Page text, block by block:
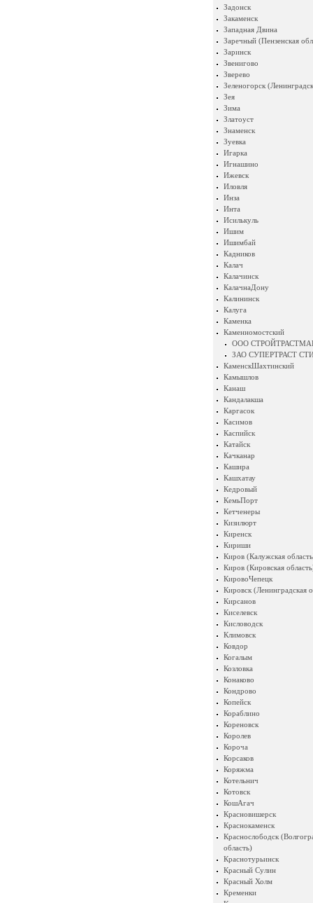
Задонск
Закаменск
Западная Двина
Заречный (Пензенская
Заринск
Звенигово
Зверево
Зеленогорск
Зея
Зима
Златоуст
Знаменск
Зуевка
Игарка
Игнашино
Ижевск
Иловля
Инза
Инта
Исилькуль
Ишим
Ишимбай
Кадников
Калач
Калачинск
КалачнаДону
Калининск
Калуга
Каменка
Каменномостский
ООО
ЗАО СУПЕРТРАСТ
КаменскШахтинский
Камышлов
Канаш
Кандалакша
Каргасок
Касимов
Каспийск
Катайск
Качканар
Кашира
Кашхатау
Кедровый
КемьПорт
Кетченеры
Кизилюрт
Киренск
Кириши
Киров (Калужская
Киров (Кировская
КировоЧепецк
Кировск (Ленинградская
Кирсанов
Киселевск
Кисловодск
Климовск
Ковдор
Когалым
Козловка
Конаково
Кондрово
Копейск
Кораблино
Кореновск
Королев
Короча
Корсаков
Коряжма
Котельнич
Котовск
КошАгач
Красновишерск
Краснокаменск
Краснослободск
область)
Краснотурьинск
Красный Сулин
Красный Холм
Кременки